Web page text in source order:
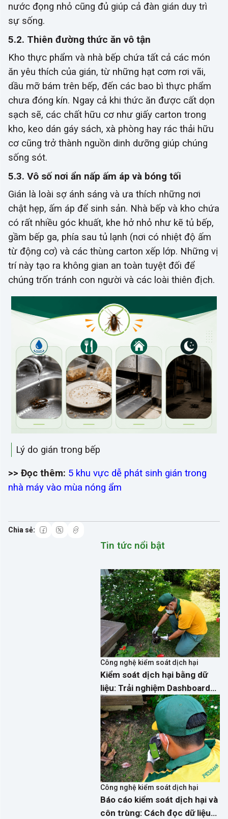
nước đọng nhỏ cũng đủ giúp cả đàn gián duy trì
sự sống.
5.2. Thiên đường thức ăn vô tận
Kho thực phẩm và nhà bếp chứa tất cả các món
ăn yêu thích của gián, từ những hạt cơm rơi vãi,
dầu mỡ bám trên bếp, đến các bao bì thực phẩm
chưa đóng kín. Ngay cả khi thức ăn được cất dọn
sạch sẽ, các chất hữu cơ như giấy carton trong
kho, keo dán gáy sách, xà phòng hay rác thải hữu
cơ cũng trở thành nguồn dinh dưỡng giúp chúng
sống sót.
5.3. Vô số nơi ẩn nấp ấm áp và bóng tối
Gián là loài sợ ánh sáng và ưa thích những nơi
chật hẹp, ấm áp để sinh sản. Nhà bếp và kho chứa
có rất nhiều góc khuất, khe hở nhỏ như kẽ tủ bếp,
gầm bếp ga, phía sau tủ lạnh (nơi có nhiệt độ ấm
từ động cơ) và các thùng carton xếp lớp. Những vị
trí này tạo ra không gian an toàn tuyệt đối để
chúng trốn tránh con người và các loài thiên địch.
Lý do gián trong bếp
>> Đọc thêm: 5 khu vực dễ phát sinh gián trong
nhà máy vào mùa nóng ẩm
Tin tức nổi bật
Công nghệ kiểm soát dịch hại
Kiểm soát dịch hại bằng dữ
liệu: Trải nghiệm Dashboard
phân tích thời gian thực trên
App PestMan
Công nghệ kiểm soát dịch hại
Báo cáo kiểm soát dịch hại và
côn trùng: Cách đọc dữ liệu